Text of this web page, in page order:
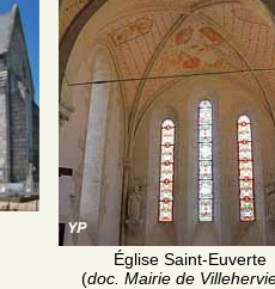
Église Saint-Euverte
(doc. Mairie de